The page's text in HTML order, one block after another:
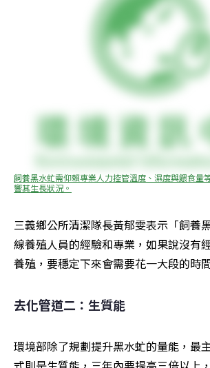
飼養黑水虻需仰賴專業人力控管溫度、濕度與餵食量
響其生長狀況。
三義鄉公所清潔隊長黃郁雯表示「飼養
線養殖人員的經驗和專業，如果說沒有
養殖，要穩定下來會需要花一大段的時間
去化管道二：生質能
環境部除了規劃提升黑水虻的量能，最